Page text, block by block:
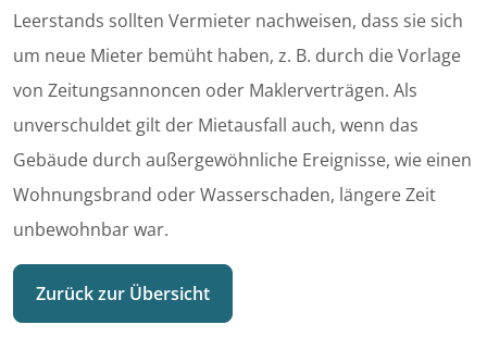
Leerstands sollten Vermieter nachweisen, dass sie sich
um neue Mieter bemüht haben, z. B. durch die Vorlage
von Zeitungsannoncen oder Maklerverträgen. Als
unverschuldet gilt der Mietausfall auch, wenn das
Gebäude durch außergewöhnliche Ereignisse, wie einen
Wohnungsbrand oder Wasserschaden, längere Zeit
unbewohnbar war.
Zurück zur Übersicht